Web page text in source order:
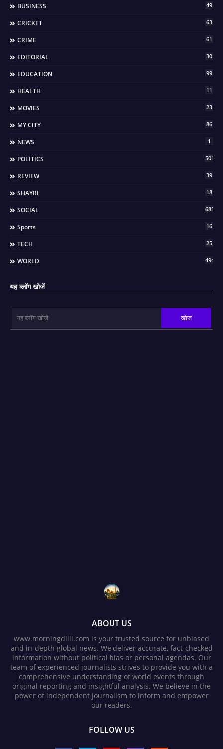
BUSINESS 49
CRICKET 63
CRIME 61
EDITORIAL 30
EDUCATION 99
HEALTH 11
MOVIES 23
MY CITY 86
NEWS 1
POLITICS 501
REVIEW 39
SHAYRI 18
SOCIAL 685
Sports 16
TECH 25
WORLD 494
यह ब्लॉग खोजें
ABOUT US
www.morningdilli.com is your trusted source for unbiased
and in-depth global news. We deliver accurate, fact-checked
information without political bias or personal agendas. Our
team of experienced journalists strives to provide you with a
comprehensive understanding of world events through
original reporting and insightful analysis. We believe in the
power of independent journalism to inform and empower
our readers.
FOLLOW US